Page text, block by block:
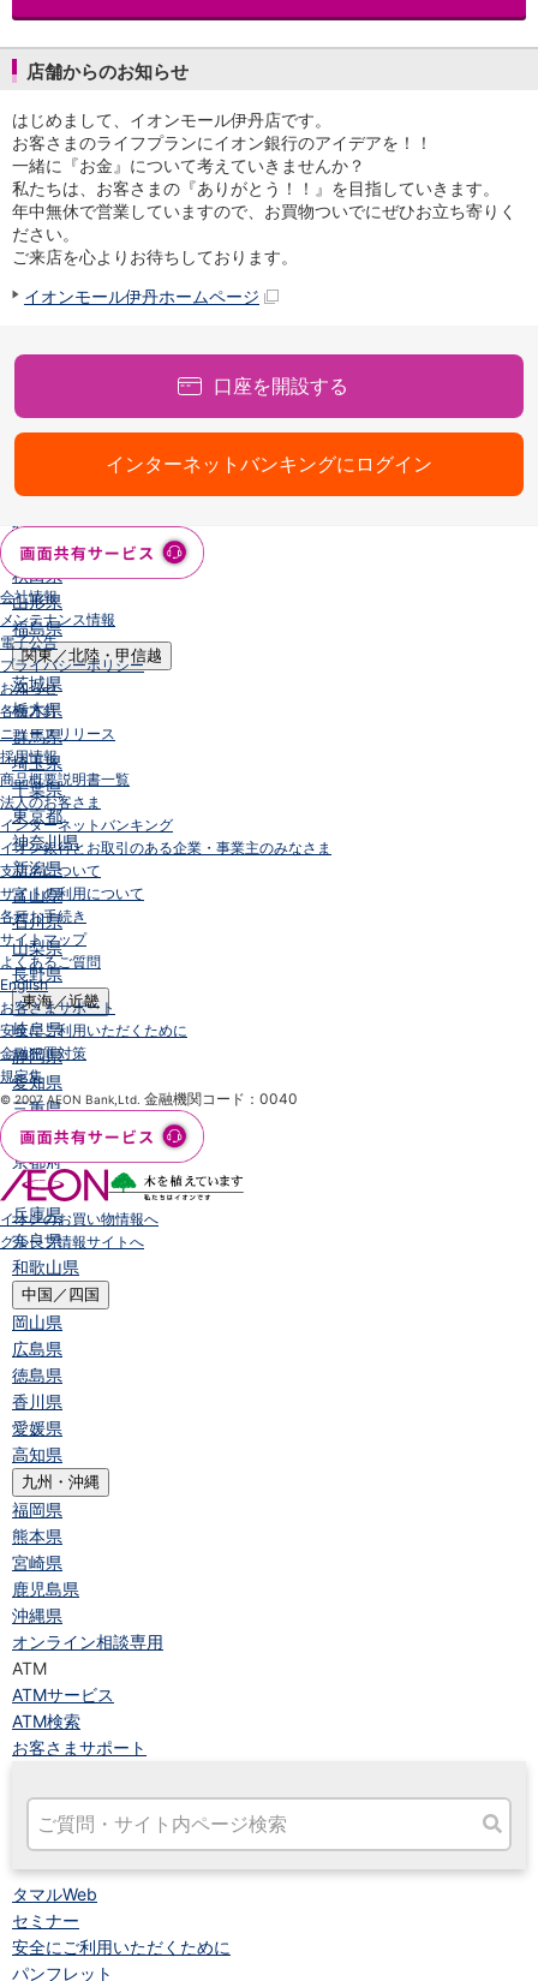
自動入金サービス
スマホ決済アプリ
サービス
Myステージ
相続・税務のご相談
電子マネーWAON
セキュリティ
インボイス
手数料
キャンペーン
店舗
青森県
岩手県
宮城県
秋田県
山形県
福島県
関東／北陸・甲信越
茨城県
栃木県
群馬県
埼玉県
千葉県
東京都
神奈川県
新潟県
富山県
石川県
山梨県
長野県
東海／近畿
岐阜県
静岡県
愛知県
三重県
滋賀県
京都府
大阪府
兵庫県
奈良県
和歌山県
中国／四国
岡山県
広島県
徳島県
香川県
愛媛県
高知県
九州・沖縄
福岡県
熊本県
宮崎県
鹿児島県
沖縄県
オンライン相談専用
ATM
ATMサービス
ATM検索
お客さまサポート
タマルWeb
セミナー
安全にご利用いただくために
パンフレット
店舗からのお知らせ
はじめまして、イオンモール伊丹店です。
お客さまのライフプランにイオン銀行のアイデアを！！
一緒に『お金』について考えていきませんか？
私たちは、お客さまの『ありがとう！！』を目指していきます。
年中無休で営業していますので、お買物ついでにぜひお立ち寄りく
ださい。
ご来店を心よりお待ちしております。
イオンモール伊丹ホームページ
口座を開設する
インターネットバンキングにログイン
会社情報
メンテナンス情報
電子公告
プライバシーポリシー
お知らせ
各種方針
ニュースリリース
採用情報
商品概要説明書一覧
法人のお客さま
インターネットバンキング
イオン銀行とお取引のある企業・事業主のみなさま
支店名について
サイトの利用について
各種お手続き
サイトマップ
よくあるご質問
English
お客さまサポート
安全にご利用いただくために
金融犯罪対策
規定集
© 2007 AEON Bank,Ltd. 金融機関コード：0040
イオンのお買い物情報へ
グループ情報サイトへ